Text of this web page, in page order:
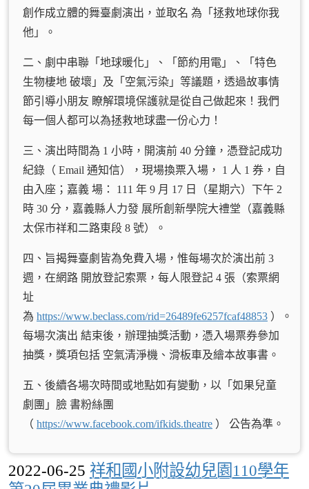
創作成立體的舞臺劇演出，並取名 為「拯救地球你我
他」。
二、劇中串聯「地球暖化」、「節約用電」、「特色
生物棲地 破壞」及「空氣污染」等議題，透過故事情
節引導小朋友 瞭解環境保護就是從自己做起來！我們
每一個人都可以為拯救地球盡一份心力！
三、演出時間為 1 小時，開演前 40 分鐘，憑登記成功
紀錄（ Email 通知信），現場換票入場， 1 人 1 券，自
由入座；嘉義 場： 111 年 9 月 17 日（星期六）下午 2
時 30 分，嘉義縣人力發 展所創新學院大禮堂（嘉義縣
太保市祥和二路東段 8 號）。
四、旨揭舞臺劇皆為免費入場，惟每場次於演出前 3
週，在網路 開放登記索票，每人限登記 4 張（索票網
址
為 https://www.beclass.com/rid=26489fe6257fcaf48853 ）。
每場次演出 結束後，辦理抽獎活動，憑入場票券參加
抽獎，獎項包括 空氣清淨機、滑板車及繪本故事書。
五、後續各場次時間或地點如有變動，以「如果兒童
劇團」臉 書粉絲團
（ https://www.facebook.com/ifkids.theatre ） 公告為準。
2022-06-25 祥和國小附設幼兒園110學年